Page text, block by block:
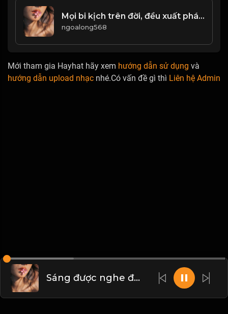
Mọi bi kịch trên đời, đều xuất phát từ TIỀN! & Đạo
ngoalong568
Mới tham gia Hayhat hãy xem hướng dẫn sử dụng và
hướng dẫn upload nhạc nhé.Có vấn đề gì thì Liên hệ Admin
Sáng được nghe đạo, tối chết cũng an lòng! & Đạo